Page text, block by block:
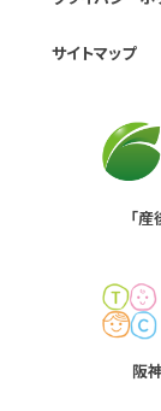
サイトマップ
「
阪